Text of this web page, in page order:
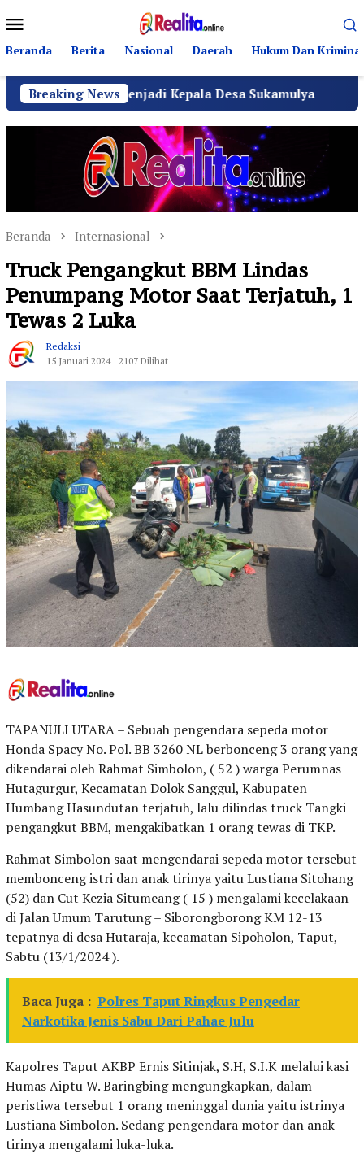
ke
kontenMobile
Beranda Berita Nasional Daerah Hukum Dan Kriminal
Breaking News
Menjadi Kepala Desa Sukamulya Ribuan
Beranda Internasional
Truck Pengangkut BBM Lindas
Penumpang Motor Saat Terjatuh, 1
Tewas 2 Luka
Redaksi
15 Januari 2024
2107 Dilihat
TAPANULI UTARA – Sebuah pengendara sepeda motor
Honda Spacy No. Pol. BB 3260 NL berbonceng 3 orang yang
dikendarai oleh Rahmat Simbolon, ( 52 ) warga Perumnas
Hutagurgur, Kecamatan Dolok Sanggul, Kabupaten
Humbang Hasundutan terjatuh, lalu dilindas truck Tangki
pengangkut BBM, mengakibatkan 1 orang tewas di TKP.
Rahmat Simbolon saat mengendarai sepeda motor tersebut
membonceng istri dan anak tirinya yaitu Lustiana Sitohang
(52) dan Cut Kezia Situmeang ( 15 ) mengalami kecelakaan
di Jalan Umum Tarutung – Siborongborong KM 12-13
tepatnya di desa Hutaraja, kecamatan Sipoholon, Taput,
Sabtu (13/1/2024 ).
Baca Juga : Polres Taput Ringkus Pengedar
Narkotika Jenis Sabu Dari Pahae Julu
Kapolres Taput AKBP Ernis Sitinjak, S.H, S.I.K melalui kasi
Humas Aiptu W. Baringbing mengungkapkan, dalam
peristiwa tersebut 1 orang meninggal dunia yaitu istrinya
Lustiana Simbolon. Sedang pengendara motor dan anak
tirinya mengalami luka-luka.